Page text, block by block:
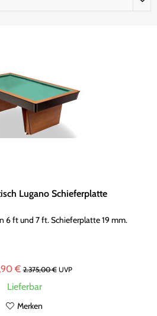
Lugano Schieferplatte
6 ft und 7 ft. Schieferplatte 19 mm.
€ 2.375,00 €UVP
Lieferbar
Merken